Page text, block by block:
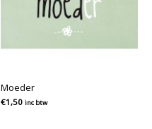
Moeder
€1,50 inc btw